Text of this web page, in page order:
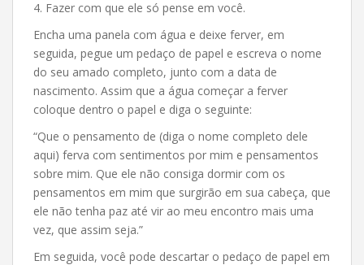
4. Fazer com que ele só pense em você.
Encha uma panela com água e deixe ferver, em
seguida, pegue um pedaço de papel e escreva o nome
do seu amado completo, junto com a data de
nascimento. Assim que a água começar a ferver
coloque dentro o papel e diga o seguinte:
“Que o pensamento de (diga o nome completo dele
aqui) ferva com sentimentos por mim e pensamentos
sobre mim. Que ele não consiga dormir com os
pensamentos em mim que surgirão em sua cabeça, que
ele não tenha paz até vir ao meu encontro mais uma
vez, que assim seja.”
Em seguida, você pode descartar o pedaço de papel em